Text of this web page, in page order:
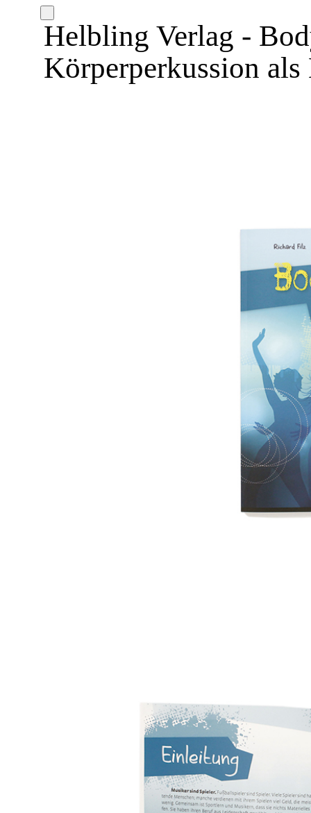
Helbling Verlag -
Körperperkussion